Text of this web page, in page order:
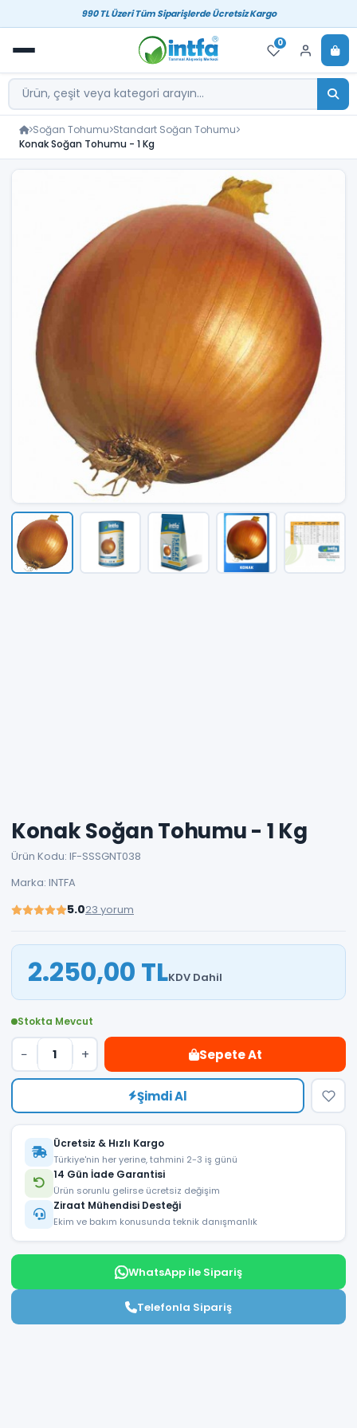
990 TL Üzeri Tüm Siparişlerde Ücretsiz Kargo
0
Soğan Tohumu Standart Soğan Tohumu
Konak Soğan Tohumu - 1 Kg
Konak Soğan Tohumu - 1 Kg
Ürün Kodu: IF-SSSGNT038
Marka: INTFA
5.023 yorum
2.250,00 TLKDV Dahil
Stokta Mevcut
− + Sepete At
Şimdi Al
Ücretsiz & Hızlı Kargo
Türkiye'nin her yerine, tahmini 2-3 iş günü
14 Gün İade Garantisi
Ürün sorunlu gelirse ücretsiz değişim
Ziraat Mühendisi Desteği
Ekim ve bakım konusunda teknik danışmanlık
WhatsApp ile Sipariş
Telefonla Sipariş